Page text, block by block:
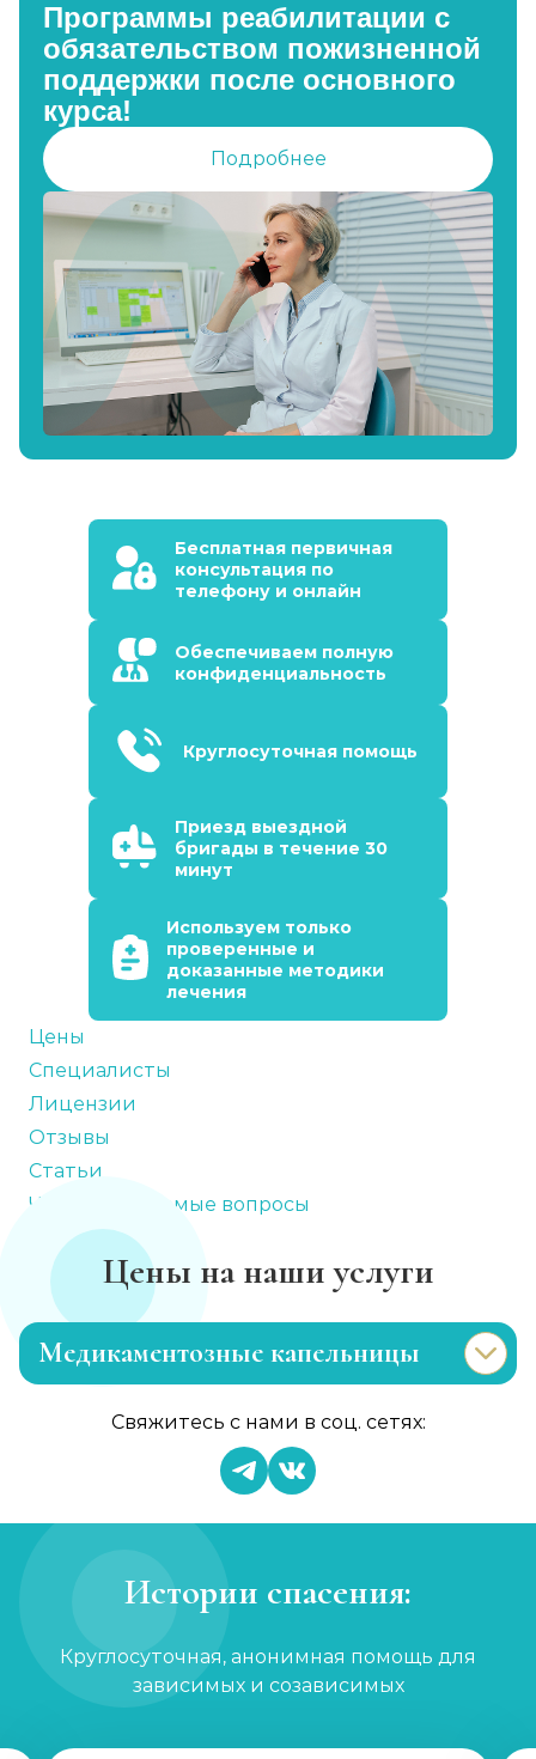
Программы реабилитации с
обязательством пожизненной
поддержки после основного
курса!
Подробнее
Бесплатная первичная
консультация по
телефону и онлайн
Обеспечиваем полную
конфиденциальность
Круглосуточная помощь
Приезд выездной
бригады в течение 30
минут
Используем только
проверенные и
доказанные методики
лечения
Цены
Специалисты
Лицензии
Отзывы
Статьи
Часто задаваемые вопросы
Цены на наши услуги
Медикаментозные капельницы
Капельница антистресс
1 000 ₽ Записаться
Свяжитесь с нами в соц. сетях:
Истории спасения:
Круглосуточная, анонимная помощь для
зависимых и созависимых